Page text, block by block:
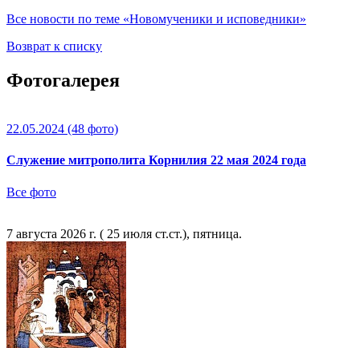
Все новости по теме «Новомученики и исповедники»
Возврат к списку
Фотогалерея
22.05.2024 (48 фото)
Служение митрополита Корнилия 22 мая 2024 года
Все фото
7 августа 2026 г. ( 25 июля ст.ст.), пятница.